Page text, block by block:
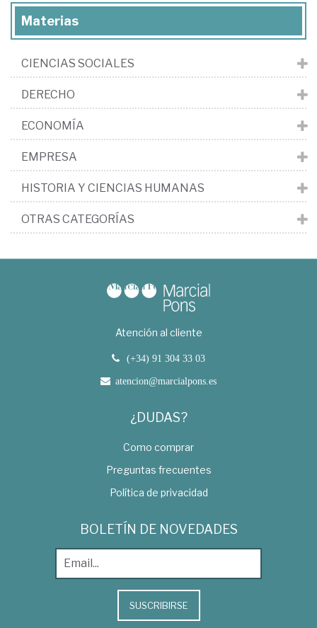
Materias
CIENCIAS SOCIALES
DERECHO
ECONOMÍA
EMPRESA
HISTORIA Y CIENCIAS HUMANAS
OTRAS CATEGORÍAS
Atención al cliente
(+34) 91 304 33 03
atencion@marcialpons.es
¿DUDAS?
Como comprar
Preguntas frecuentes
Política de privacidad
BOLETÍN DE NOVEDADES
SUSCRIBIRSE